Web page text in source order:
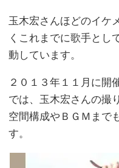
玉木宏さんほどのイケ
くこれまでに歌手とし
動しています。
２０１３年１１月に開
では、玉木宏さんの撮
空間構成やＢＧＭまで
す。